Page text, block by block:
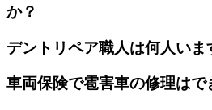
か？
デントリペア職人は何人いま
車両保険で雹害車の修理はで